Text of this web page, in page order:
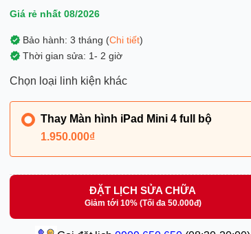
Giá rẻ nhất 08/2026
Bảo hành: 3 tháng (Chi tiết)
Thời gian sửa: 1- 2 giờ
Chọn loại linh kiện khác
Thay Màn hình iPad Mini 4 full bộ
1.950.000₫
ĐẶT LỊCH SỬA CHỮA
Giảm tới 10% (Tối đa 50.000đ)